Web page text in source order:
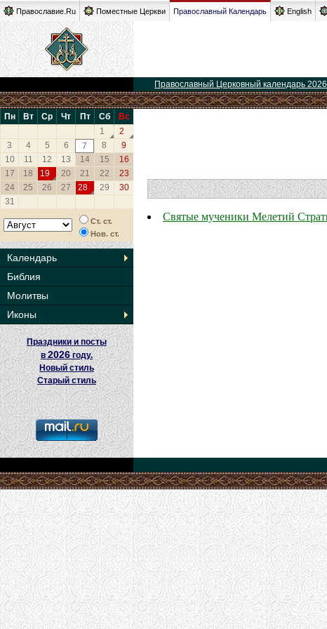
Православие.Ru Поместные Церкви Православный Календарь English
Православный Церковный календарь 2026
Пн Вт Ср Чт Пт Сб
Вс
1
2
3
4 5 6 7 8
9
10
11 12 13 14 15
16
17
18 19 20 21 22
23
24
25 26 27 28 29
30
31
Ст. ст.
Нов. ст.
Календарь
Библия
Молитвы
Иконы
Праздники и посты
в2026 году.
Новый стиль
Старый стиль
Святые мученики Мелетий